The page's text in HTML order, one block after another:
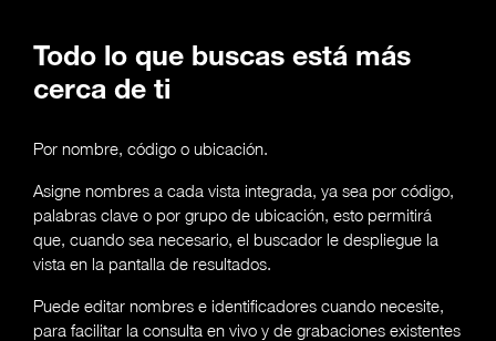
Todo lo que buscas está más
cerca de ti
Por nombre, código o ubicación.
Asigne nombres a cada vista integrada, ya sea por código,
palabras clave o por grupo de ubicación, esto permitirá
que, cuando sea necesario, el buscador le despliegue la
vista en la pantalla de resultados.
Puede editar nombres e identificadores cuando necesite,
para facilitar la consulta en vivo y de grabaciones existentes